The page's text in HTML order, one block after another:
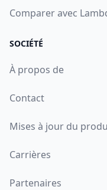
Comparer avec
SOCIÉTÉ
À propos de
Contact
Mises à jour du
Carrières
Partenaires